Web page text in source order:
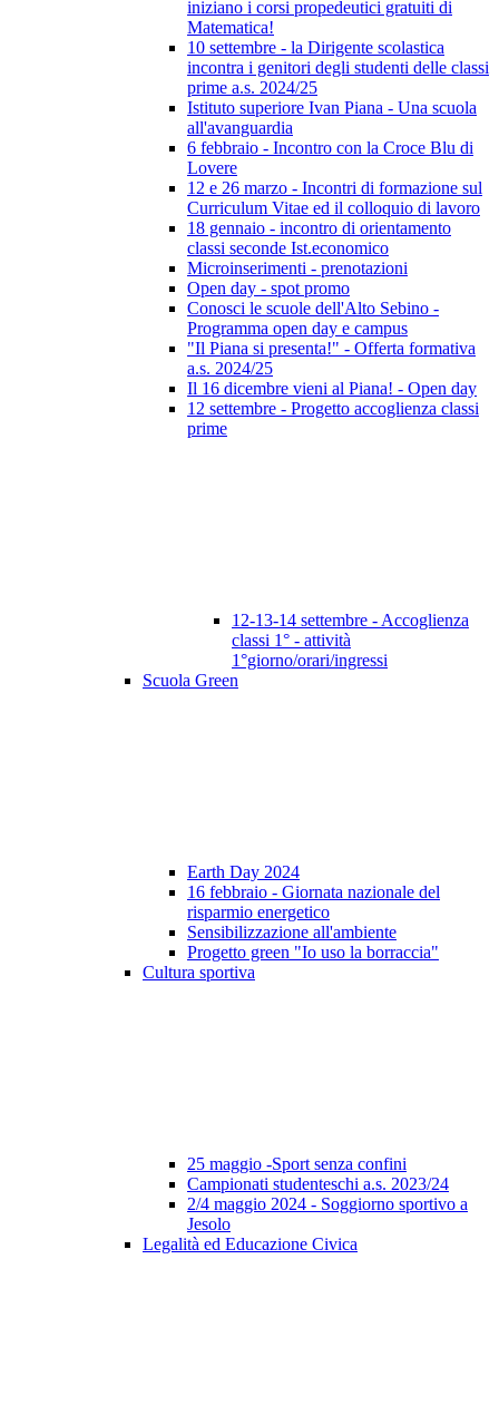
iniziano i corsi propedeutici gratuiti di
Matematica!
10 settembre - la Dirigente scolastica
incontra i genitori degli studenti delle classi
prime a.s. 2024/25
Istituto superiore Ivan Piana - Una scuola
all'avanguardia
6 febbraio - Incontro con la Croce Blu di
Lovere
12 e 26 marzo - Incontri di formazione sul
Curriculum Vitae ed il colloquio di lavoro
18 gennaio - incontro di orientamento
classi seconde Ist.economico
Microinserimenti - prenotazioni
Open day - spot promo
Conosci le scuole dell'Alto Sebino -
Programma open day e campus
"Il Piana si presenta!" - Offerta formativa
a.s. 2024/25
Il 16 dicembre vieni al Piana! - Open day
12 settembre - Progetto accoglienza classi
prime
12-13-14 settembre - Accoglienza
classi 1° - attività
1°giorno/orari/ingressi
Scuola Green
Earth Day 2024
16 febbraio - Giornata nazionale del
risparmio energetico
Sensibilizzazione all'ambiente
Progetto green "Io uso la borraccia"
Cultura sportiva
25 maggio -Sport senza confini
Campionati studenteschi a.s. 2023/24
2/4 maggio 2024 - Soggiorno sportivo a
Jesolo
Legalità ed Educazione Civica